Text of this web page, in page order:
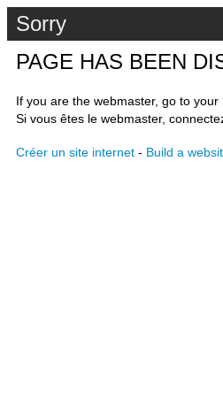
Sorry
PAGE HAS BEEN
If you are the webmaster, go to
Si vous êtes le webmaster,
Créer un site internet - Build a